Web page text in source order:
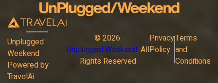
Unplugged
Weekend
Powered by
TravelAi
© 2026
Unplugged Weekend. All
Rights Reserved
Privacy
Policy
Terms
and
Conditions